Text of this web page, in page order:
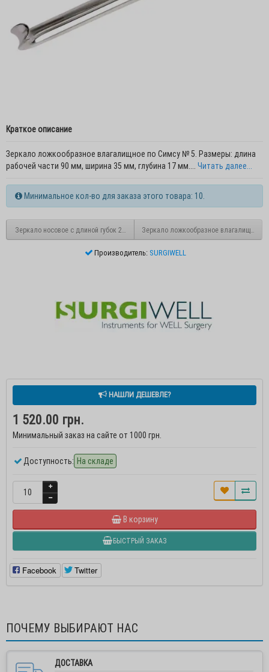
Краткое описание
Зеркало ложкообразное влагалищное по Симсу № 5. Размеры: длина
рабочей части 90 мм, ширина 35 мм, глубина 17 мм.... Читать далее...
Минимальное кол-во для заказа этого товара: 10.
Зеркало носовое с длиной губок 22 мм Зеркало ложкообразное влагалищное
Производитель: SURGIWELL
НАШЛИ ДЕШЕВЛЕ?
1 520.00 грн.
Минимальный заказ на сайте от 1000 грн.
Доступность: На складе
В корзину
БЫСТРЫЙ ЗАКАЗ
Facebook Twitter
ПОЧЕМУ ВЫБИРАЮТ НАС
ДОСТАВКА